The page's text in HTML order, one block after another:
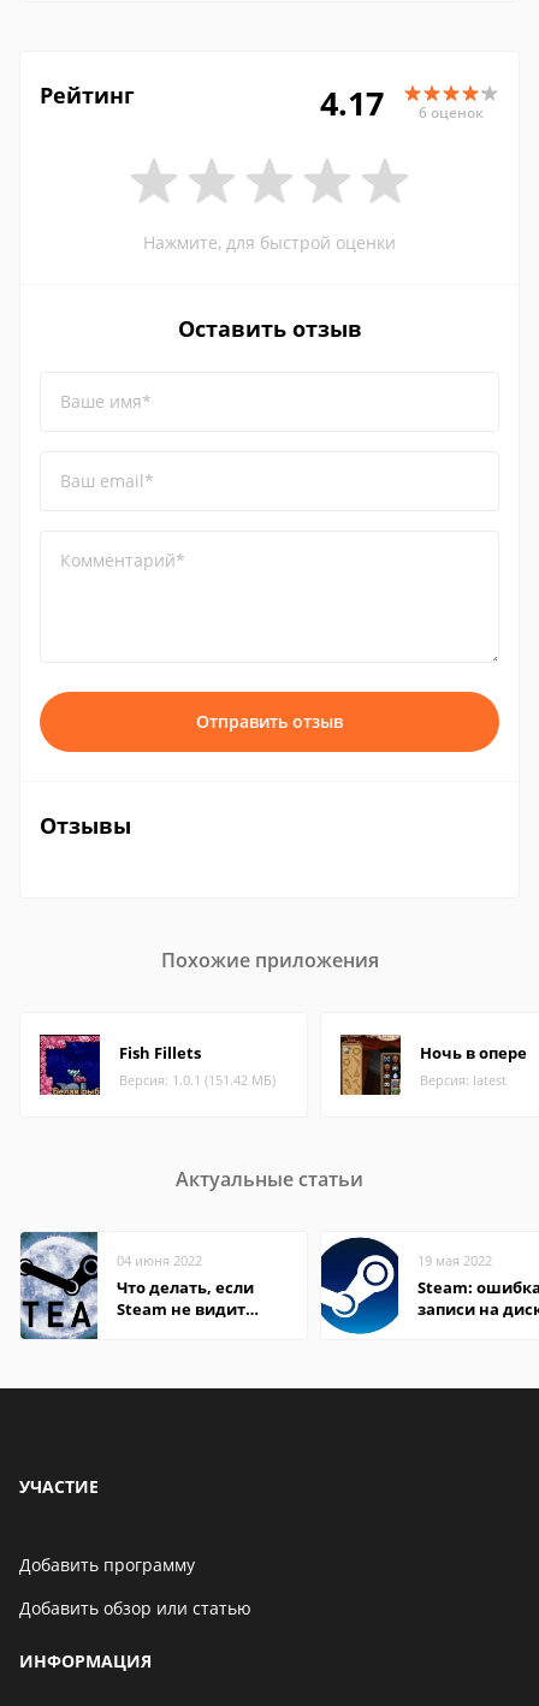
Рейтинг 4.17 6 оценок
Нажмите, для быстрой оценки
Оставить отзыв
Ваше имя*
Ваш email*
Комментарий*
Отправить отзыв
Отзывы
Похожие приложения
Fish Fillets
Версия: 1.0.1 (151.42 МБ)
Ночь в опере
Версия: latest
Актуальные статьи
04 июня 2022
Что делать, если
Steam не видит
19 мая 2022
Steam:
записи на
УЧАСТИЕ
Добавить программу
Добавить обзор или статью
ИНФОРМАЦИЯ